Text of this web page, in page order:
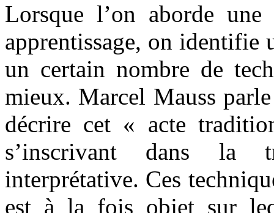
Lorsque l’on aborde
apprentissage, on identifie
un certain nombre de
mieux. Marcel Mauss
décrire cet « acte
s’inscrivant dans la
interprétative. Ces
est à la fois objet sur